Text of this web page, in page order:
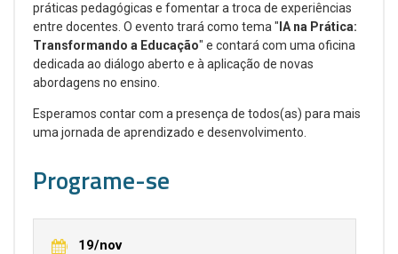
práticas pedagógicas e fomentar a troca de experiências
entre docentes. O evento trará como tema " IA na Prática:
Transformando a Educação" e contará com uma oficina
dedicada ao diálogo aberto e à aplicação de novas
abordagens no ensino.
Esperamos contar com a presença de todos(as) para mais
uma jornada de aprendizado e desenvolvimento.
Programe-se
19/nov